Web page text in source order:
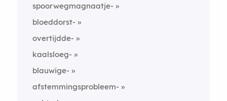
spoorwegmagnaatje-
bloeddorst-
overtijdde-
kaalsloeg-
blauwige-
afstemmingsprobleem-